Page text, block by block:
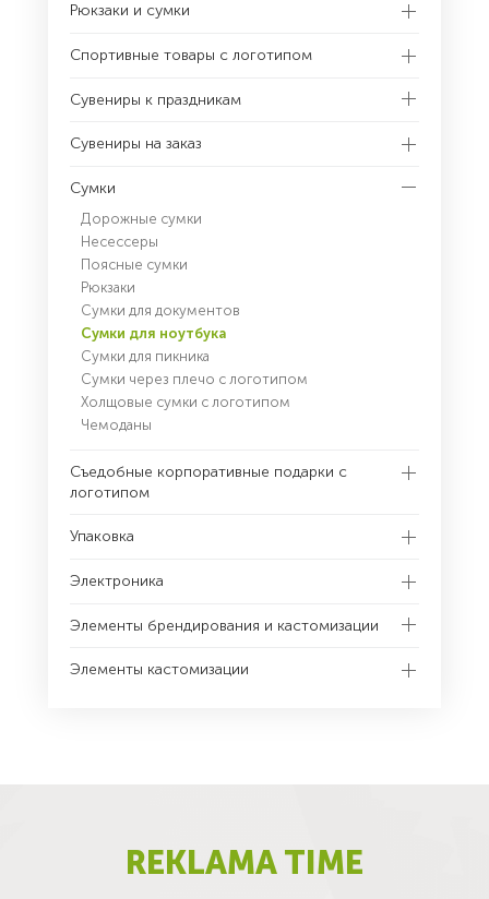
Рюкзаки и сумки
Спортивные товары с логотипом
Сувениры к праздникам
Сувениры на заказ
Сумки
Дорожные сумки
Несессеры
Поясные сумки
Рюкзаки
Сумки для документов
Сумки для ноутбука
Сумки для пикника
Сумки через плечо с логотипом
Холщовые сумки с логотипом
Чемоданы
Съедобные корпоративные подарки с
логотипом
Упаковка
Электроника
Элементы брендирования и кастомизации
Элементы кастомизации
REKLAMA TIME